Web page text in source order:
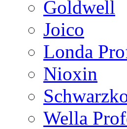
Goldwell
Joico
Londa
Nioxin
Wella